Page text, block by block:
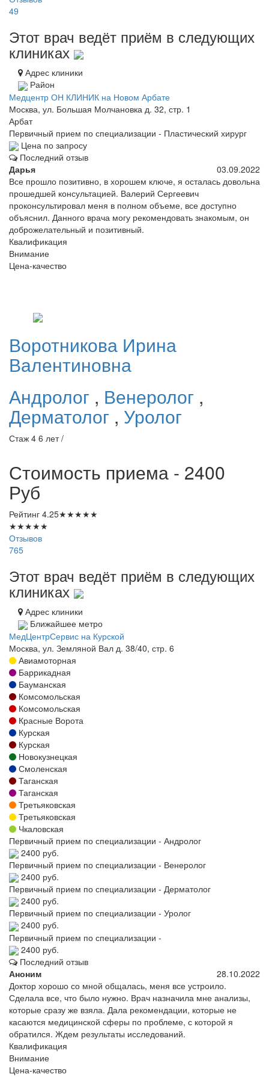
49
Этот врач ведёт приём в следующих
клиниках
Адрес клиники
Район
Медцентр ОН КЛИНИК на Новом Арбате
Москва, ул. Большая Молчановка д. 32, стр. 1
Арбат
Первичный прием по специализации - Пластический хирург
Цена по запросу
Последний отзыв
Дарья
03.09.2022
Все прошло позитивно, в хорошем ключе, я осталась довольна
прошедшей консультацией. Валерий Сергеевич
проконсультировал меня в полном объеме, все доступно
объяснил. Данного врача могу рекомендовать знакомым, он
доброжелательный и позитивный.
Квалификация
Внимание
Цена-качество
Воротникова Ирина
Валентиновна
Андролог , Венеролог ,
Дерматолог , Уролог
Стаж 4 6 лет /
Стоимость приема - 2400
Руб
Рейтинг 4.25★★★★★
★★★★★
Отзывов
765
Этот врач ведёт приём в следующих
клиниках
Адрес клиники
Ближайшее метро
МедЦентрСервис на Курской
Москва, ул. Земляной Вал д. 38/40, стр. 6
Авиамоторная
Баррикадная
Бауманская
Комсомольская
Комсомольская
Красные Ворота
Курская
Курская
Новокузнецкая
Смоленская
Таганская
Таганская
Третьяковская
Третьяковская
Чкаловская
Первичный прием по специализации - Андролог
2400 руб.
Первичный прием по специализации - Венеролог
2400 руб.
Первичный прием по специализации - Дерматолог
2400 руб.
Первичный прием по специализации - Уролог
2400 руб.
Первичный прием по специализации -
2400 руб.
Последний отзыв
Аноним
28.10.2022
Доктор хорошо со мной общалась, меня все устроило.
Сделала все, что было нужно. Врач назначила мне анализы,
которые сразу же взяла. Дала рекомендации, которые не
касаются медицинской сферы по проблеме, с которой я
обратился. Ждем результаты исследований.
Квалификация
Внимание
Цена-качество